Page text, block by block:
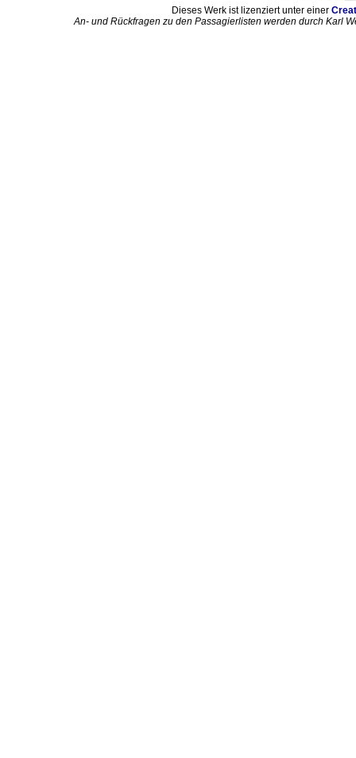
Dieses Werk ist lizenziert unter einer
An- und Rückfragen zu den Passagierlisten werden durch Karl